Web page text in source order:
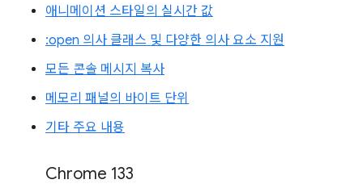
애니메이션 스타일의 실시간 값
:open 의사 클래스 및 다양한 의사 요소 지원
모든 콘솔 메시지 복사
메모리 패널의 바이트 단위
기타 주요 내용
Chrome 133